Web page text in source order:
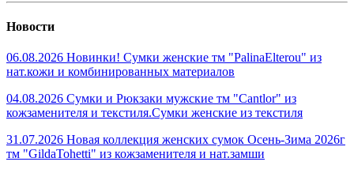
Новости
06.08.2026 Новинки! Сумки женские тм "PalinaElterou" из
нат.кожи и комбинированных материалов
04.08.2026 Сумки и Рюкзаки мужские тм "Cantlor" из
кожзаменителя и текстиля.Сумки женские из текстиля
31.07.2026 Новая коллекция женских сумок Осень-Зима 2026г
тм "GildaTohetti" из кожзаменителя и нат.замши